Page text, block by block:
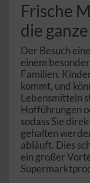
Frische
die
Der Besuch
einem
Familien.
kommt, und
Lebensmitteln
Hofführungen
sodass Sie
gehalten
abläuft. Dies
ein großer